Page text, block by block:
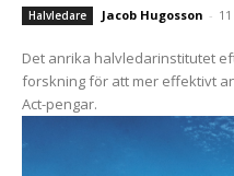
Halvledare Jacob Hugosson -
Det anrika halvledarinstitutet
forskning för att mer effektivt
Act-pengar.